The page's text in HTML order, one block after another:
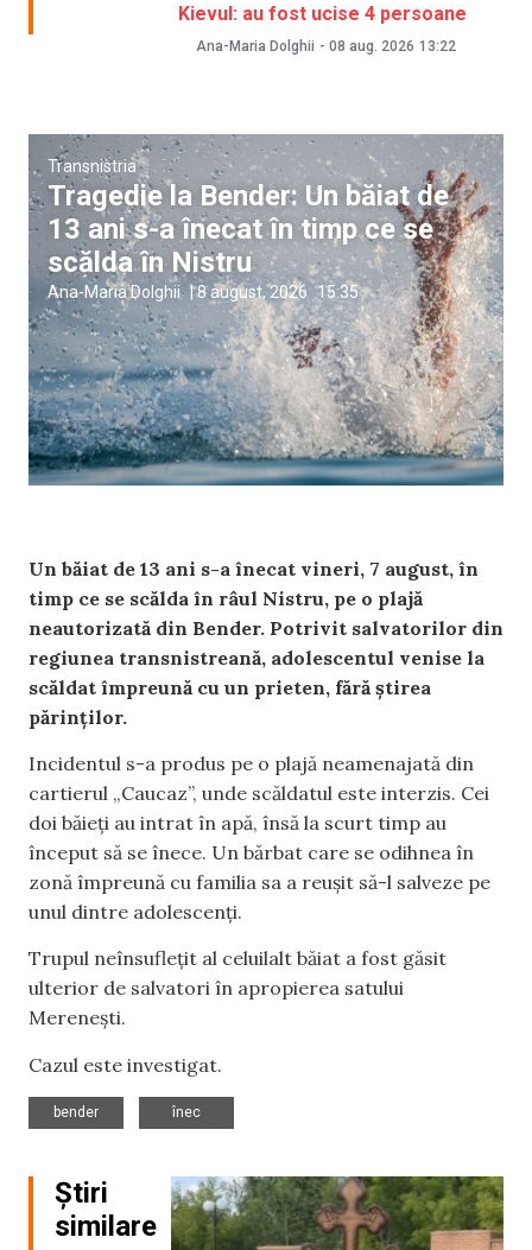
Kievul: au fost ucise 4 persoane
Ana-Maria Dolghii - 08 aug. 2026 13:22
Transnistria
Tragedie la Bender: Un băiat de
13 ani s-a înecat în timp ce se
scălda în Nistru
Ana-Maria Dolghii |8 august, 2026 15:35
Un băiat de 13 ani s-a înecat vineri, 7 august, în
timp ce se scălda în râul Nistru, pe o plajă
neautorizată din Bender. Potrivit salvatorilor din
regiunea transnistreană, adolescentul venise la
scăldat împreună cu un prieten, fără știrea
părinților.
Incidentul s-a produs pe o plajă neamenajată din
cartierul „Caucaz”, unde scăldatul este interzis. Cei
doi băieți au intrat în apă, însă la scurt timp au
început să se înece. Un bărbat care se odihnea în
zonă împreună cu familia sa a reușit să-l salveze pe
unul dintre adolescenți.
Trupul neînsuflețit al celuilalt băiat a fost găsit
ulterior de salvatori în apropierea satului
Merenești.
Cazul este investigat.
bender
înec
Știri
similare